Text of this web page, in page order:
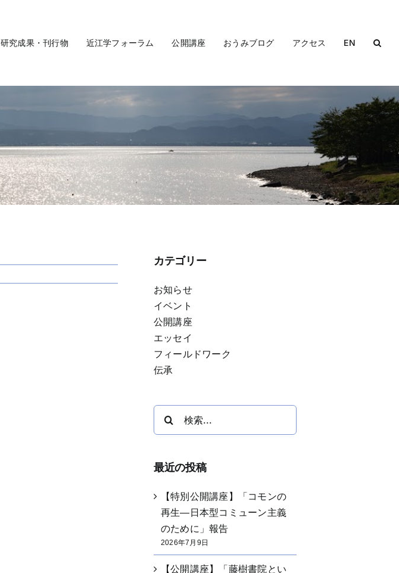
研究成果・刊行物 近江学フォーラム 公開講座 おうみブログ アクセス EN
カテゴリー
お知らせ
イベント
公開講座
エッセイ
フィールドワーク
伝承
最近の投稿
【特別公開講座】「コモンの
再生―日本型コミューン主義
のために」報告
2026年7月9日
【公開講座】「藤樹書院とい